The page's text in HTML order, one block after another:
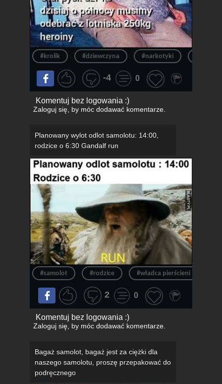
#krolik #dziewczyna #narkotyki
-4 0
Komentuj bez logowania :)
Zaloguj się, by móc dodawać komentarze.
Planowany wylot odlot samolotu: 14:00,
rodzice o 6:30 Gandalf run
#samolot #rodzice #władca pierścieni
2 0
Komentuj bez logowania :)
Zaloguj się, by móc dodawać komentarze.
Bagaż samolot, bagaż jest za ciężki dla
naszego samolotu, proszę przepakować do
podręcznego